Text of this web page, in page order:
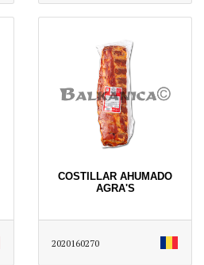
COSTILLAR AHUMADO
AGRA'S
2020160270